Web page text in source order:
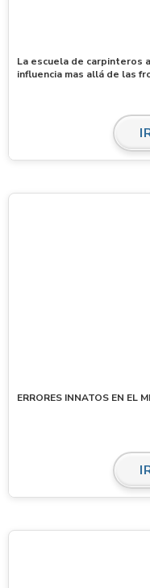
La escuela de carpinteros
influencia mas allá de las
ERRORES INNATOS EN EL